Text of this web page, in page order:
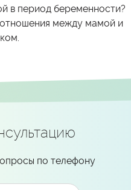
в период беременности?
между мамой и
по телефону